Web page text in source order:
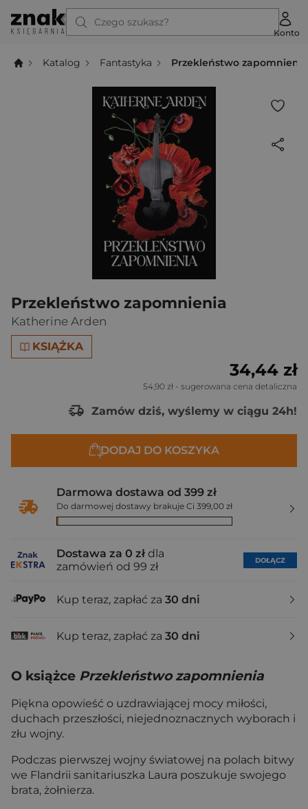
Czego szukasz?
Konto
Katalog Fantastyka Przekleństwo zapomnienia
Przekleństwo zapomnienia
Katherine Arden
KSIĄŻKA
34,44 zł
54,90 zł - sugerowana cena detaliczna
Zamów dziś, wyślemy w ciągu 24h!
DODAJ DO KOSZYKA
Darmowa dostawa od 399 zł
Do darmowej dostawy brakuje Ci 399,00 zł
Dostawa za 0 zł dla
zamówień od 99 zł
DOŁĄCZ
Kup teraz, zapłać za 30 dni
Kup teraz, zapłać za 30 dni
O książce Przekleństwo zapomnienia
Piękna opowieść o uzdrawiającej mocy miłości,
duchach przeszłości, niejednoznacznych wyborach i
złu wojny.
Podczas pierwszej wojny światowej na polach bitwy
we Flandrii sanitariuszka Laura poszukuje swojego
brata, żołnierza.